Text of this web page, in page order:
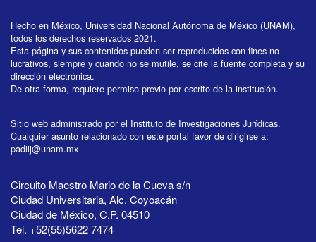
Hecho en México, Universidad Nacional Autónoma de México (UNAM),
todos los derechos reservados 2021.
Esta página y sus contenidos pueden ser reproducidos con fines no
lucrativos, siempre y cuando no se mutile, se cite la fuente completa y su
dirección electrónica.
De otra forma, requiere permiso previo por escrito de la institución.
Sitio web administrado por el Instituto de Investigaciones Jurídicas.
Cualquier asunto relacionado con este portal favor de dirigirse a:
padiij@unam.mx
Circuito Maestro Mario de la Cueva s/n
Ciudad Universitaria, Alc. Coyoacán
Ciudad de México, C.P. 04510
Tel. +52(55)5622 7474